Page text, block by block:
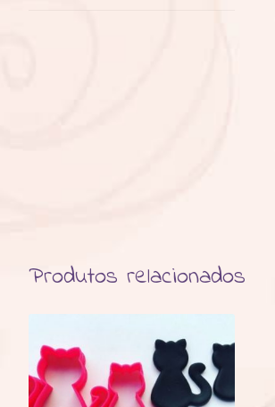
Produtos relacionados